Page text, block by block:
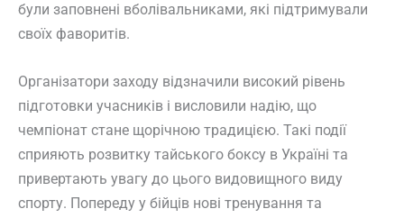
були заповнені вболівальниками, які підтримували
своїх фаворитів.
Організатори заходу відзначили високий рівень
підготовки учасників і висловили надію, що
чемпіонат стане щорічною традицією. Такі події
сприяють розвитку тайського боксу в Україні та
привертають увагу до цього видовищного виду
спорту. Попереду у бійців нові тренування та